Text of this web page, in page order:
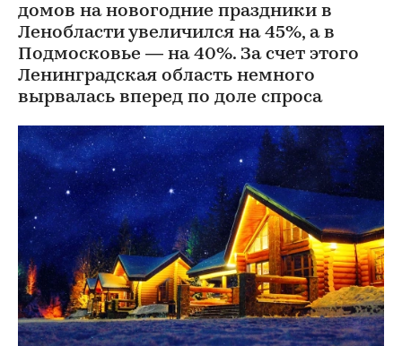
домов на новогодние праздники в
Ленобласти увеличился на 45%, а в
Подмосковье — на 40%. За счет этого
Ленинградская область немного
вырвалась вперед по доле спроса